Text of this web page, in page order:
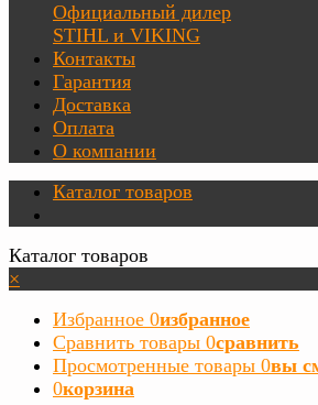
Официальный дилер
STIHL и VIKING
Контакты
Гарантия
Доставка
Оплата
О компании
Каталог товаров
Каталог товаров
×
Избранное 0избранное
Сравнить товары 0сравнить
Просмотренные товары 0вы
0корзина